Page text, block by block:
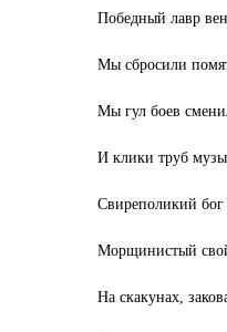
Победный лавр
Мы сбросили
Мы гул боев
И клики труб
Свиреполикий бог
Морщинистый
На скакунах,